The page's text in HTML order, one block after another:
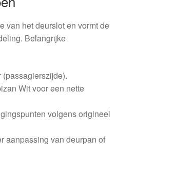
van het deurslot en vormt de
Belangrijke
Wit voor een nette
volgens origineel
aanpassing van deurpan of